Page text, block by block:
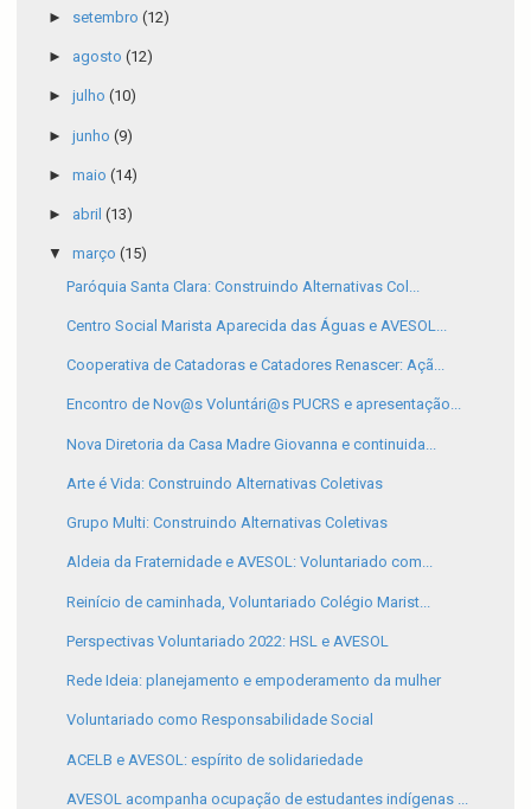
► setembro (12)
► agosto (12)
► julho (10)
► junho (9)
► maio (14)
► abril (13)
▼ março (15)
Paróquia Santa Clara: Construindo Alternativas Col...
Centro Social Marista Aparecida das Águas e AVESOL...
Cooperativa de Catadoras e Catadores Renascer: Açã...
Encontro de Nov@s Voluntári@s PUCRS e apresentação...
Nova Diretoria da Casa Madre Giovanna e continuida...
Arte é Vida: Construindo Alternativas Coletivas
Grupo Multi: Construindo Alternativas Coletivas
Aldeia da Fraternidade e AVESOL: Voluntariado com...
Reinício de caminhada, Voluntariado Colégio Marist...
Perspectivas Voluntariado 2022: HSL e AVESOL
Rede Ideia: planejamento e empoderamento da mulher
Voluntariado como Responsabilidade Social
ACELB e AVESOL: espírito de solidariedade
AVESOL acompanha ocupação de estudantes indígenas ...